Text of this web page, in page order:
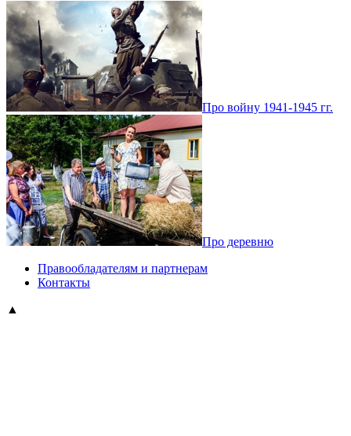
Про войну 1941-1945 гг.
Про деревню
Правообладателям и партнерам
Контакты
▲